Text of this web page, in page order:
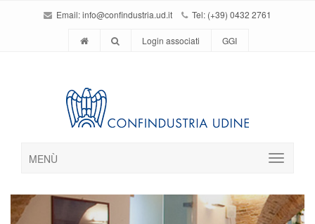
Email:info@confindustria.ud.it Tel: (+39) 0432 2761
Login associati GGI
MENÙ